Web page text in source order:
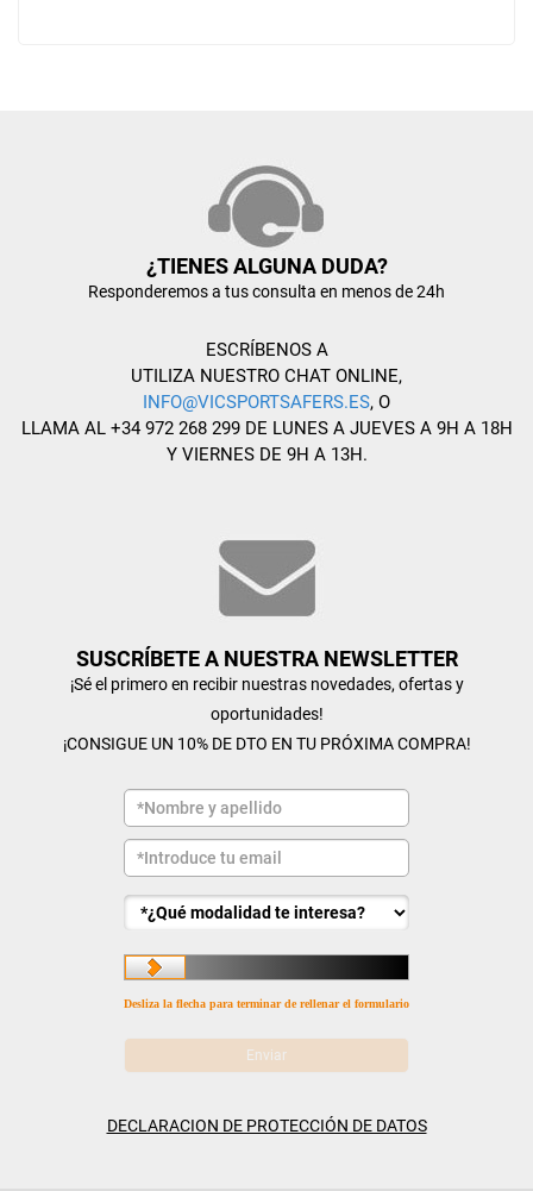
¿TIENES ALGUNA DUDA?
Responderemos a tus consulta en menos de 24h
ESCRÍBENOS A
UTILIZA NUESTRO CHAT ONLINE,
INFO@VICSPORTSAFERS.ES, O
LLAMA AL +34 972 268 299 DE LUNES A JUEVES A 9H A 18H
Y VIERNES DE 9H A 13H.
SUSCRÍBETE A NUESTRA NEWSLETTER
¡Sé el primero en recibir nuestras novedades, ofertas y
oportunidades!
¡CONSIGUE UN 10% DE DTO EN TU PRÓXIMA COMPRA!
Desliza la flecha para terminar de rellenar el formulario
DECLARACION DE PROTECCIÓN DE DATOS